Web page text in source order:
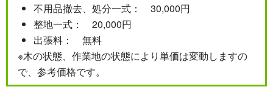
不用品撤去、処分一式： 30,000円
整地一式： 20,000円
出張料： 無料
※木の状態、作業地の状態により単価は変動しますの
で、参考価格です。